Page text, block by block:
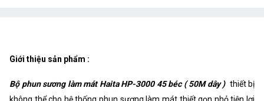
Giới thiệu sản phẩm :
Bộ phun sương làm mát Haita HP-3000 45 béc ( 50M dây ) thiết bị
không thể cho hệ thống phun sương làm mát thiết gọn nhỏ tiện lợi